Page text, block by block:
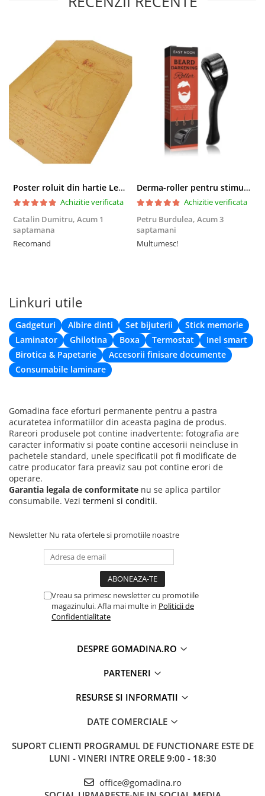
este aliatul perfect pentru a va simti confortabila si eleganta in
orice outfit.
Poster roluit din hartie Leonardo Da Vinci, Vitruvian Man, vintage, 51x35 cm
Achizitie verificata
Catalin Dumitru, Acum 1
saptamana
Recomand
Derma-roller pentru stimularea cresterii parului, scalp si barba, Beard Roller
Achizitie verificata
Petru Burdulea, Acum 3
saptamani
Multumesc!
Linkuri utile
Gadgeturi Albire dinti Set bijuterii
Stick memorie
Laminator
Ghilotina Boxa Termostat
Inel smart
Birotica & Papetarie
Accesorii finisare documente
Consumabile laminare
Gomadina face eforturi permanente pentru a pastra
acuratetea informatiilor din aceasta pagina de produs.
Rareori produsele pot contine inadvertente: fotografia are
caracter informativ si poate contine accesorii neincluse in
pachetele standard, unele specificatii pot fi modificate de
catre producator fara preaviz sau pot contine erori de
operare.
Garantia legala de conformitate nu se aplica partilor
consumabile. Vezi termeni si conditii.
Newsletter Nu rata ofertele si promotiile noastre
Vreau sa primesc newsletter cu promotiile
magazinului. Afla mai multe in Politicii de
Confidentialitate
DESPRE GOMADINA.RO
PARTENERI
RESURSE SI INFORMATII
DATE COMERCIALE
SUPORT CLIENTI PROGRAMUL DE FUNCTIONARE ESTE DE
LUNI - VINERI INTRE ORELE 9:00 - 18:30
office@gomadina.ro